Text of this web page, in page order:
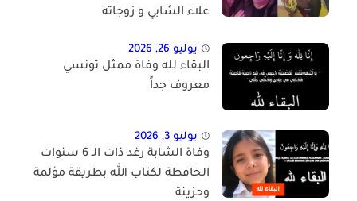
علاء الشابي و زوجاته
يوليو 26, 2026
البقاء لله وفاة ممثل تونسي
معروف جداً
يوليو 3, 2026
وفاة الشابة رغد ذات الـ 6 سنوات
الحافظة لكتاب الله بطريقة مؤلمة
وحزينة